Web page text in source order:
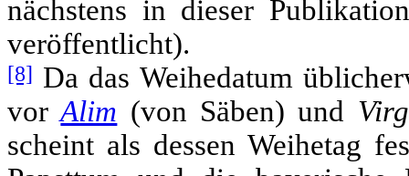
nächstens in dieser
veröffentlicht).
[8] Da das Weihedatum
vor Alim (von Säben) und
scheint als dessen Weihetag